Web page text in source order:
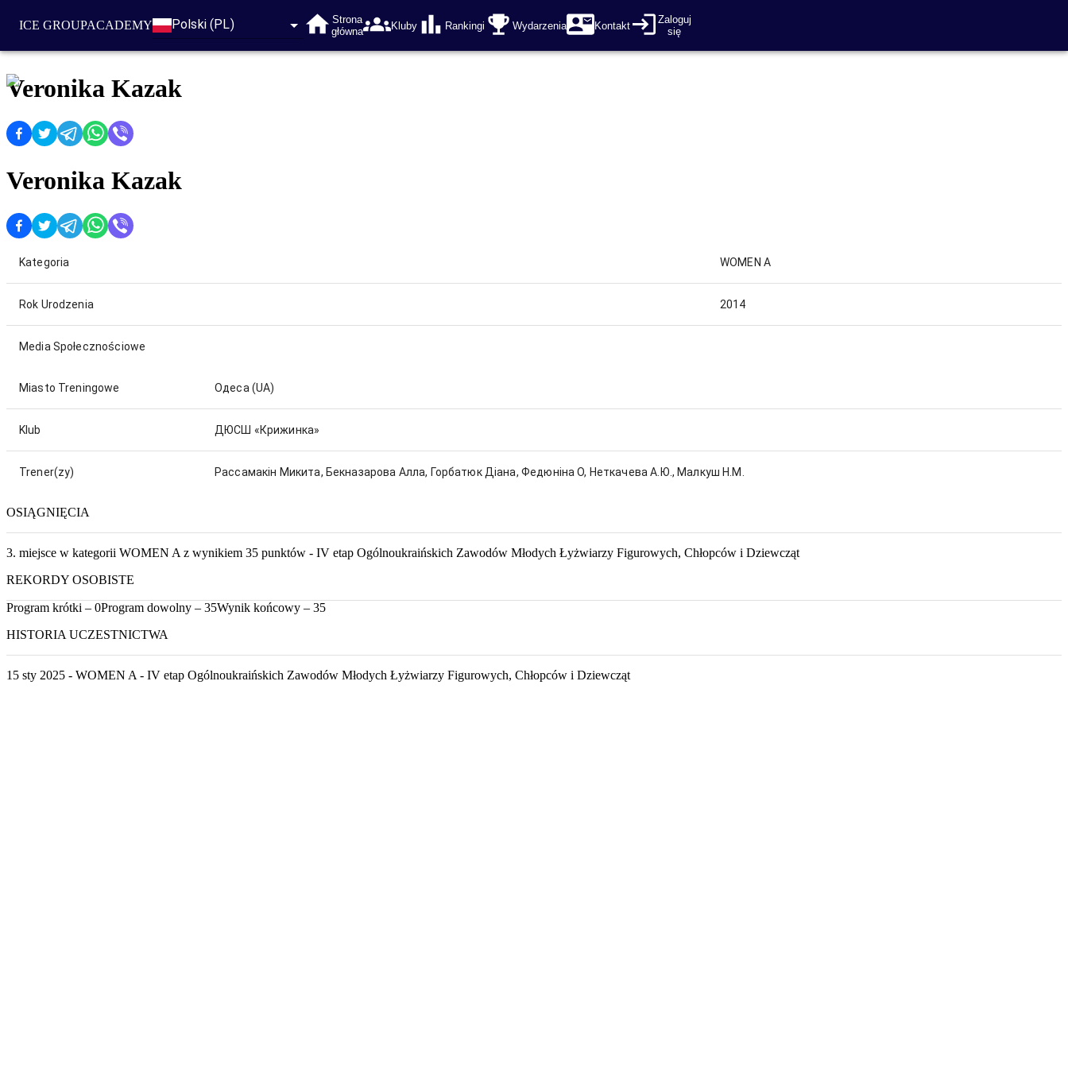
ICE GROUPACADEMY Polski (PL)
Strona
główna
Kluby Rankingi Wydarzenia Kontakt
Zaloguj
się
Veronika Kazak
Veronika Kazak
Kategoria WOMEN A
Rok Urodzenia 2014
Media Społecznościowe
Miasto Treningowe Одеса (UA)
Klub ДЮСШ «Крижинка»
Trener(zy) Рассамакін Микита, Бекназарова Алла, Горбатюк Діана, Федюніна О, Неткачева А.Ю., Малкуш Н.М.
OSIĄGNIĘCIA
3. miejsce w kategorii WOMEN A z wynikiem 35 punktów - IV etap Ogólnoukraińskich Zawodów Młodych Łyżwiarzy Figurowych, Chłopców i Dziewcząt
REKORDY OSOBISTE
Program krótki – 0Program dowolny – 35Wynik końcowy – 35
HISTORIA UCZESTNICTWA
15 sty 2025 - WOMEN A - IV etap Ogólnoukraińskich Zawodów Młodych Łyżwiarzy Figurowych, Chłopców i Dziewcząt